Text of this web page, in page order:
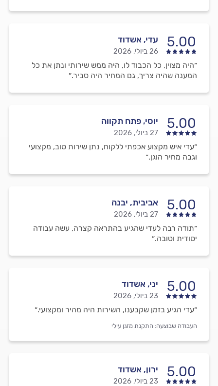
5.00 עדי, אשדוד
26 ביולי, 2026
״היה מצוין, כל הכבוד לו, היה ממש שירותי ונתן את כל
המענה שהיה צריך, גם המחיר היה סביר.״
5.00 יוסי, פתח תקווה
27 ביולי, 2026
״עדי איש מקצוע אכפתי ללקוח, נתן שירות טוב, מקצועי
וגבה מחיר הוגן.״
5.00 אביבית, יבנה
27 ביולי, 2026
״תודה רבה לעדי שהגיע בהתראה קצרה, עשה עבודה
יסודית וטובה.״
5.00 יני, אשדוד
23 ביולי, 2026
״עדי הגיע בזמן שקבענו, השירות היה מהיר ומקצועי.״
העבודה שבוצעה: התקנת מזגן עילי
5.00 ירון, אשדוד
23 ביולי, 2026